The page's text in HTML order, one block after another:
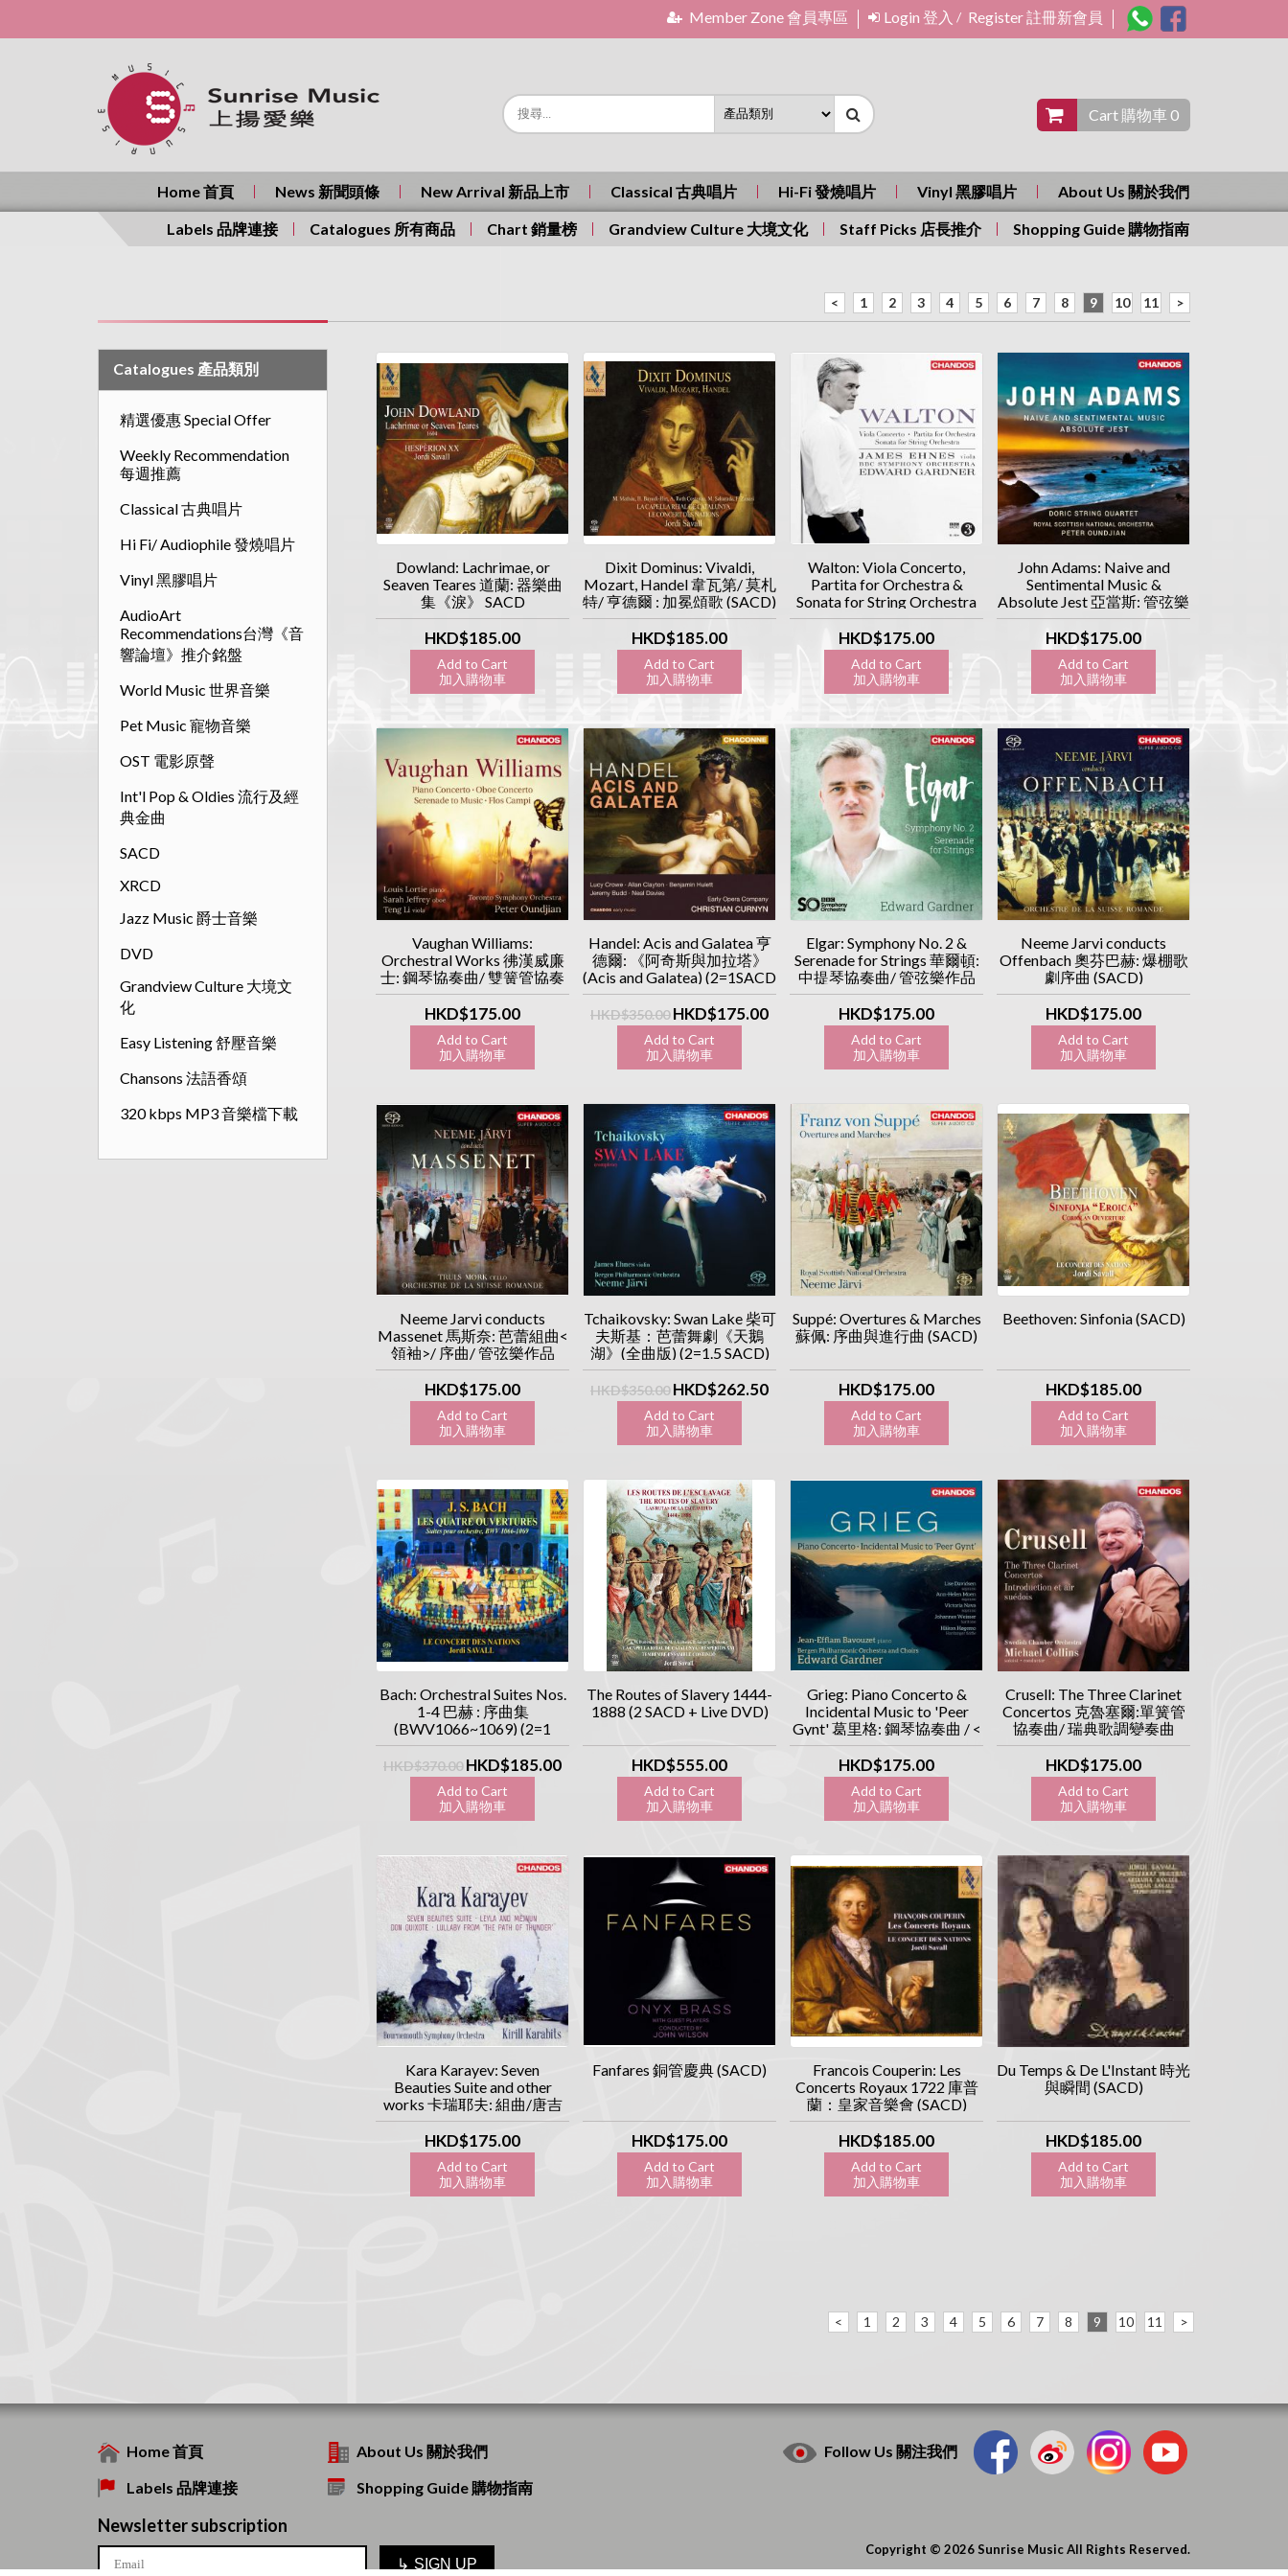
Member Zone 會員專區 Login 登入 / Register 註冊新會員
Cart 購物車 0
Home 首頁 News 新聞頭條 New Arrival 新品上市 Classical 古典唱片 Hi-Fi 發燒唱片 Vinyl 黑膠唱片 About Us 關於我們
Labels 品牌連接 Catalogues 所有商品 Chart 銷量榜 Grandview Culture 大境文化 Staff Picks 店長推介 Shopping Guide 購物指南
< 1 2 3 4 5 6 7 8 9 10 11 >
Catalogues 產品類別
精選優惠 Special Offer
Weekly Recommendation
每週推薦
Classical 古典唱片
Hi Fi/ Audiophile 發燒唱片
Vinyl 黑膠唱片
AudioArt
Recommendations台灣《音
響論壇》推介銘盤
World Music 世界音樂
Pet Music 寵物音樂
OST 電影原聲
Int'l Pop & Oldies 流行及經
典金曲
SACD
XRCD
Jazz Music 爵士音樂
DVD
Grandview Culture 大境文
化
Easy Listening 舒壓音樂
Chansons 法語香頌
320 kbps MP3 音樂檔下載
Dowland: Lachrimae, or
Seaven Teares 道蘭: 器樂曲
集《淚》 SACD
HKD$185.00
Add to Cart
加入購物車
Dixit Dominus: Vivaldi,
Mozart, Handel 韋瓦第/ 莫札
特/ 亨德爾 : 加冕頌歌 (SACD)
HKD$185.00
Add to Cart
加入購物車
Walton: Viola Concerto,
Partita for Orchestra &
Sonata for String Orchestra
華爾頓: 中提琴協奏曲/ 管弦
樂作品 (SACD)
HKD$175.00
Add to Cart
加入購物車
John Adams: Naive and
Sentimental Music &
Absolute Jest 亞當斯: 管弦樂
作品 (SACD)
HKD$175.00
Add to Cart
加入購物車
Vaughan Williams:
Orchestral Works 彿漢威廉
士: 鋼琴協奏曲/ 雙簧管協奏
曲/小夜曲 (SACD)
HKD$175.00
Add to Cart
加入購物車
Handel: Acis and Galatea 亨
德爾: 《阿奇斯與加拉塔》
(Acis and Galatea) (2=1SACD
價)
HKD$350.00 HKD$175.00
Add to Cart
加入購物車
Elgar: Symphony No. 2 &
Serenade for Strings 華爾頓:
中提琴協奏曲/ 管弦樂作品
(SACD)
HKD$175.00
Add to Cart
加入購物車
Neeme Jarvi conducts
Offenbach 奧芬巴赫: 爆棚歌
劇序曲 (SACD)
HKD$175.00
Add to Cart
加入購物車
Neeme Jarvi conducts
Massenet 馬斯奈: 芭蕾組曲<
領袖>/ 序曲/ 管弦樂作品
(SACD)
HKD$175.00
Add to Cart
加入購物車
Tchaikovsky: Swan Lake 柴可
夫斯基：芭蕾舞劇《天鵝
湖》(全曲版) (2=1.5 SACD)
HKD$350.00 HKD$262.50
Add to Cart
加入購物車
Suppé: Overtures & Marches
蘇佩: 序曲與進行曲 (SACD)
HKD$175.00
Add to Cart
加入購物車
Beethoven: Sinfonia (SACD)
HKD$185.00
Add to Cart
加入購物車
Bach: Orchestral Suites Nos.
1-4 巴赫 : 序曲集
(BWV1066~1069) (2=1
SACD價)
HKD$370.00 HKD$185.00
Add to Cart
加入購物車
The Routes of Slavery 1444-
1888 (2 SACD + Live DVD)
HKD$555.00
Add to Cart
加入購物車
Grieg: Piano Concerto &
Incidental Music to 'Peer
Gynt' 葛里格: 鋼琴協奏曲 / <
皮爾金> (SACD)
HKD$175.00
Add to Cart
加入購物車
Crusell: The Three Clarinet
Concertos 克魯塞爾:單簧管
協奏曲/ 瑞典歌調變奏曲
(SACD)
HKD$175.00
Add to Cart
加入購物車
Kara Karayev: Seven
Beauties Suite and other
works 卡瑞耶夫: 組曲/唐吉
軻德/交響詩/搖籃曲 (SACD)
HKD$175.00
Add to Cart
加入購物車
Fanfares 銅管慶典 (SACD)
HKD$175.00
Add to Cart
加入購物車
Francois Couperin: Les
Concerts Royaux 1722 庫普
蘭：皇家音樂會 (SACD)
HKD$185.00
Add to Cart
加入購物車
Du Temps & De L'Instant 時光
與瞬間 (SACD)
HKD$185.00
Add to Cart
加入購物車
< 1 2 3 4 5 6 7 8 9 10 11 >
Home 首頁
About Us 關於我們
Labels 品牌連接
Shopping Guide 購物指南
Follow Us 關注我們
Newsletter subscription
↳ SIGN UP
Copyright © 2026 Sunrise Music All Rights Reserved.